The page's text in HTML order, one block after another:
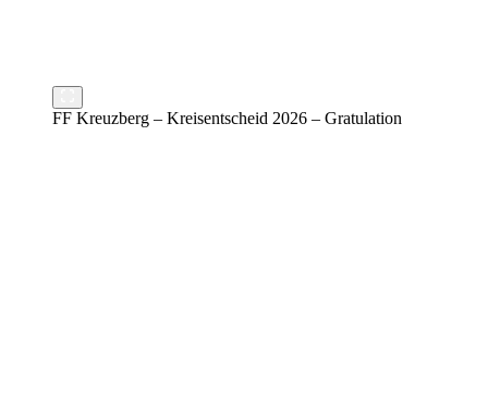
FF Kreuzberg – Kreisentscheid 2026 – Gratulation